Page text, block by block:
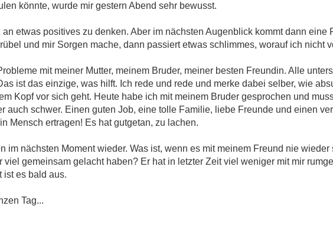
könnte, wurde mir gestern Abend sehr bewusst.
an etwas positives zu denken. Aber im nächsten Augenblick kommt dann eine
und mir Sorgen mache, dann passiert etwas schlimmes, worauf ich nicht
mit meiner Mutter, meinem Bruder, meiner besten Freundin. Alle
ist das einzige, was hilft. Ich rede und rede und merke dabei selber, wie
Kopf vor sich geht. Heute habe ich mit meinem Bruder gesprochen und
auch schwer. Einen guten Job, eine tolle Familie, liebe Freunde und einen
Mensch ertragen! Es hat gutgetan, zu lachen.
im nächsten Moment wieder. Was ist, wenn es mit meinem Freund nie
viel gemeinsam gelacht haben? Er hat in letzter Zeit viel weniger mit mir
ist es bald aus.
Tag...